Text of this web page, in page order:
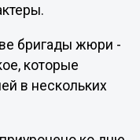
бригады жюри -
которые
в нескольких